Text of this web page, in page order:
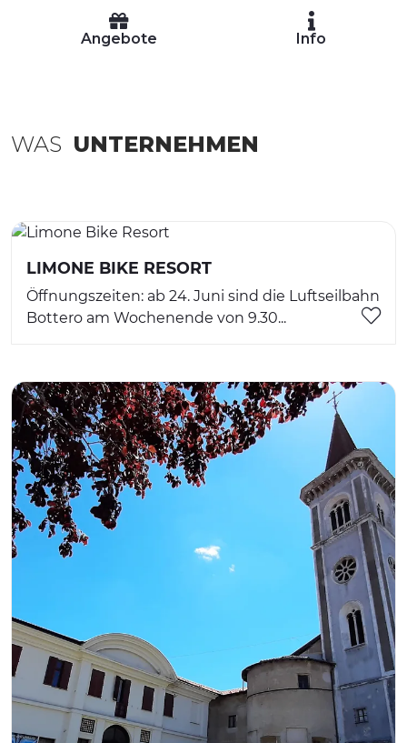
Angebote Info
WAS UNTERNEHMEN
LIMONE BIKE RESORT
Öffnungszeiten: ab 24. Juni sind die Luftseilbahn
Bottero am Wochenende von 9.30...